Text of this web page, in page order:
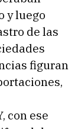
y luego
de las
figuran
con ese